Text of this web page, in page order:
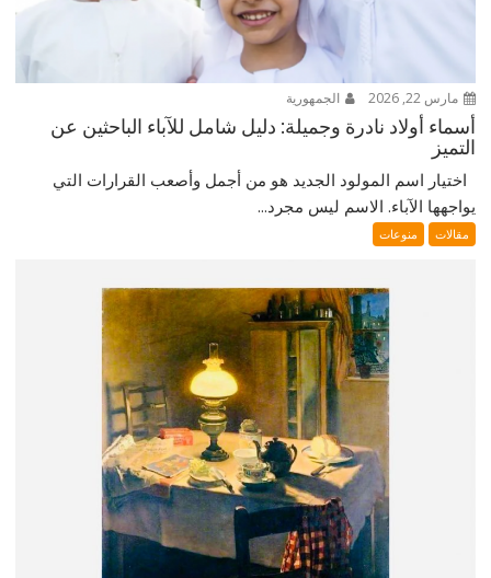
مارس 22, 2026 الجمهورية
أسماء أولاد نادرة وجميلة: دليل شامل للآباء الباحثين عن
التميز
اختيار اسم المولود الجديد هو من أجمل وأصعب القرارات التي
يواجهها الآباء. الاسم ليس مجرد...
مقالات منوعات